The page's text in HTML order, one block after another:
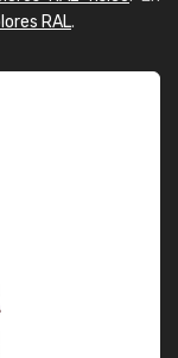
RAL.